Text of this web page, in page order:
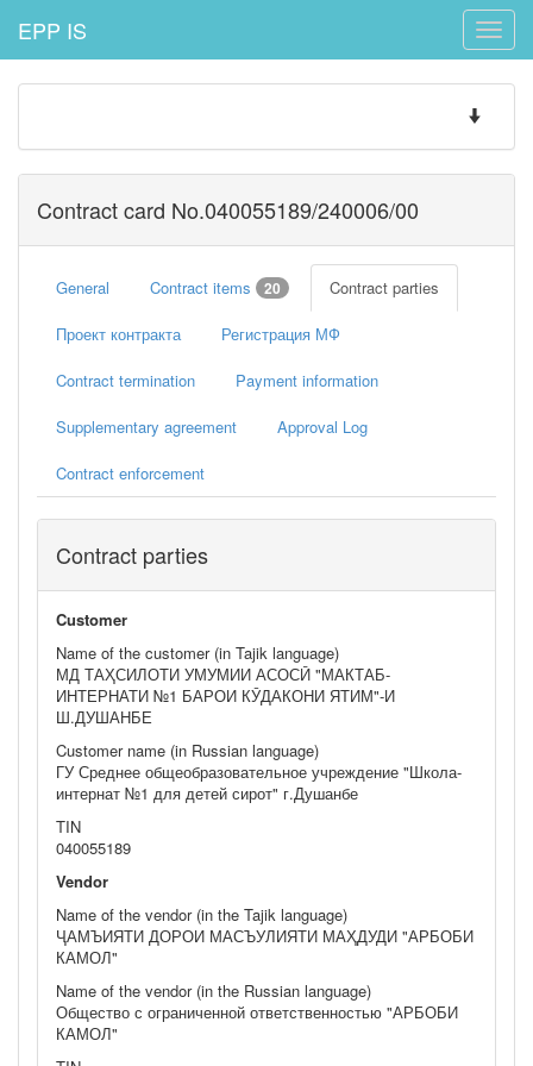
Toggle
EPP IS
Toggle
Contract card No.040055189/240006/00
General Contract items 20 Contract parties
Проект контракта Регистрация МФ
Contract termination Payment information
Supplementary agreement Approval Log
Contract enforcement
Contract parties
Customer
Name of the customer (in Tajik language)
МД ТАҲСИЛОТИ УМУМИИ АСОСӢ "МАКТАБ-
ИНТЕРНАТИ №1 БАРОИ КӮДАКОНИ ЯТИМ"-И
Ш.ДУШАНБЕ
Customer name (in Russian language)
ГУ Среднее общеобразовательное учреждение "Школа-
интернат №1 для детей сирот" г.Душанбе
TIN
040055189
Vendor
Name of the vendor (in the Tajik language)
ҶАМЪИЯТИ ДОРОИ МАСЪУЛИЯТИ МАҲДУДИ "АРБОБИ
КАМОЛ"
Name of the vendor (in the Russian language)
Общество с ограниченной ответственностью "АРБОБИ
КАМОЛ"